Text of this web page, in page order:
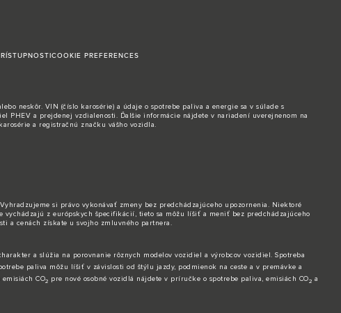
COOKIE PREFERENCES
neskôr. VIN (číslo karosérie) a údaje o spotrebe paliva a energie sa v súlade s
PHEV a prejdenej vzdialenosti. Ďalšie informácie nájdete v nariadení uverejnenom na
a registračnú značku vášho vozidla.
si právo vykonávať zmeny bez predchádzajúceho upozornenia. Niektoré
z európskych špecifikácií, tieto sa môžu líšiť a meniť bez predchádzajúceho
a cenách získate u svojho zmluvného partnera.
a slúžia na porovnanie rôznych modelov vozidiel a výrobcov vozidiel. Spotreba
paliva môžu líšiť v závislosti od štýlu jazdy, podmienok na ceste a v premávke a
CO2 pre nové osobné vozidlá nájdete v príručke o spotrebe paliva, emisiách CO2 a